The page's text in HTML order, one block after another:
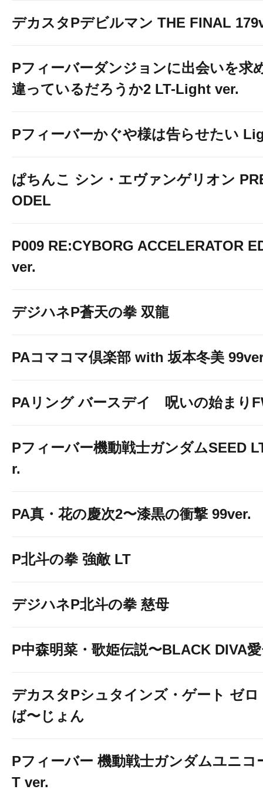
デカスタPデビルマン THE FINAL
Pフィーバーダンジョンに出会いを求
違っているだろうか2 LT-Light ver.
Pフィーバーかぐや様は告らせたい
ぱちんこ シン・エヴァンゲリオン
ODEL
P009 RE:CYBORG ACCELERATOR
ver.
デジハネP蒼天の拳 双龍
PAコマコマ倶楽部 with 坂本冬美
PAリング バースデイ 呪いの始まり
Pフィーバー機動戦士ガンダムSEED
r.
PA真・花の慶次2〜漆黒の衝撃 99ver.
P北斗の拳 強敵 LT
デジハネP北斗の拳 慈母
P中森明菜・歌姫伝説〜BLACK DIVA
デカスタPシュタインズ・ゲート ゼ
ば〜じょん
Pフィーバー 機動戦士ガンダムユニコ
T ver.